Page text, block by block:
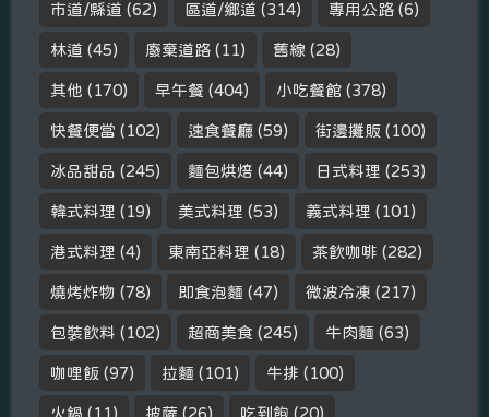
市道/縣道 (62) 區道/鄉道 (314) 專用公路 (6)
林道 (45) 廢棄道路 (11) 舊線 (28)
其他 (170) 早午餐 (404) 小吃餐館 (378)
快餐便當 (102) 速食餐廳 (59) 街邊攤販 (100)
冰品甜品 (245) 麵包烘焙 (44) 日式料理 (253)
韓式料理 (19) 美式料理 (53) 義式料理 (101)
港式料理 (4) 東南亞料理 (18) 茶飲咖啡 (282)
燒烤炸物 (78) 即食泡麵 (47) 微波冷凍 (217)
包裝飲料 (102) 超商美食 (245) 牛肉麵 (63)
咖哩飯 (97) 拉麵 (101) 牛排 (100)
火鍋 (11) 披薩 (26) 吃到飽 (20)